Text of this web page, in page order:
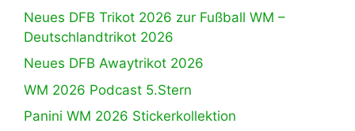
Neues DFB Trikot 2026 zur Fußball WM –
Deutschlandtrikot 2026
Neues DFB Awaytrikot 2026
WM 2026 Podcast 5.Stern
Panini WM 2026 Stickerkollektion